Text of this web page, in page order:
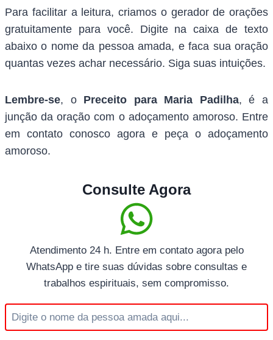
Para facilitar a leitura, criamos o gerador de orações
gratuitamente para você. Digite na caixa de texto
abaixo o nome da pessoa amada, e faca sua oração
quantas vezes achar necessário. Siga suas intuições.
Lembre-se, o Preceito para Maria Padilha, é a
junção da oração com o adoçamento amoroso. Entre
em contato conosco agora e peça o adoçamento
amoroso.
Consulte Agora
Atendimento 24 h. Entre em contato agora pelo
WhatsApp e tire suas dúvidas sobre consultas e
trabalhos espirituais, sem compromisso.